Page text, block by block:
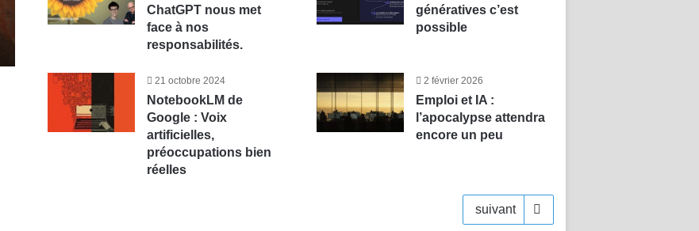
ChatGPT nous met
face à nos
responsabilités.
génératives c’est
possible
21 octobre 2024
NotebookLM de
Google : Voix
artificielles,
préoccupations bien
réelles
2 février 2026
Emploi et IA :
l’apocalypse attendra
encore un peu
suivant